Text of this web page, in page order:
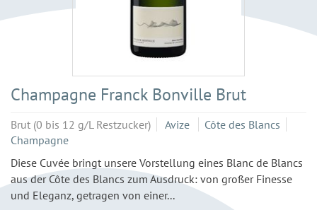
Champagne Franck Bonville Brut
Brut (0 bis 12 g/L Restzucker) Avize
Côte des Blancs
Champagne
Diese Cuvée bringt unsere Vorstellung eines Blanc de Blancs
aus der Côte des Blancs zum Ausdruck: von großer Finesse
und Eleganz, getragen von einer...